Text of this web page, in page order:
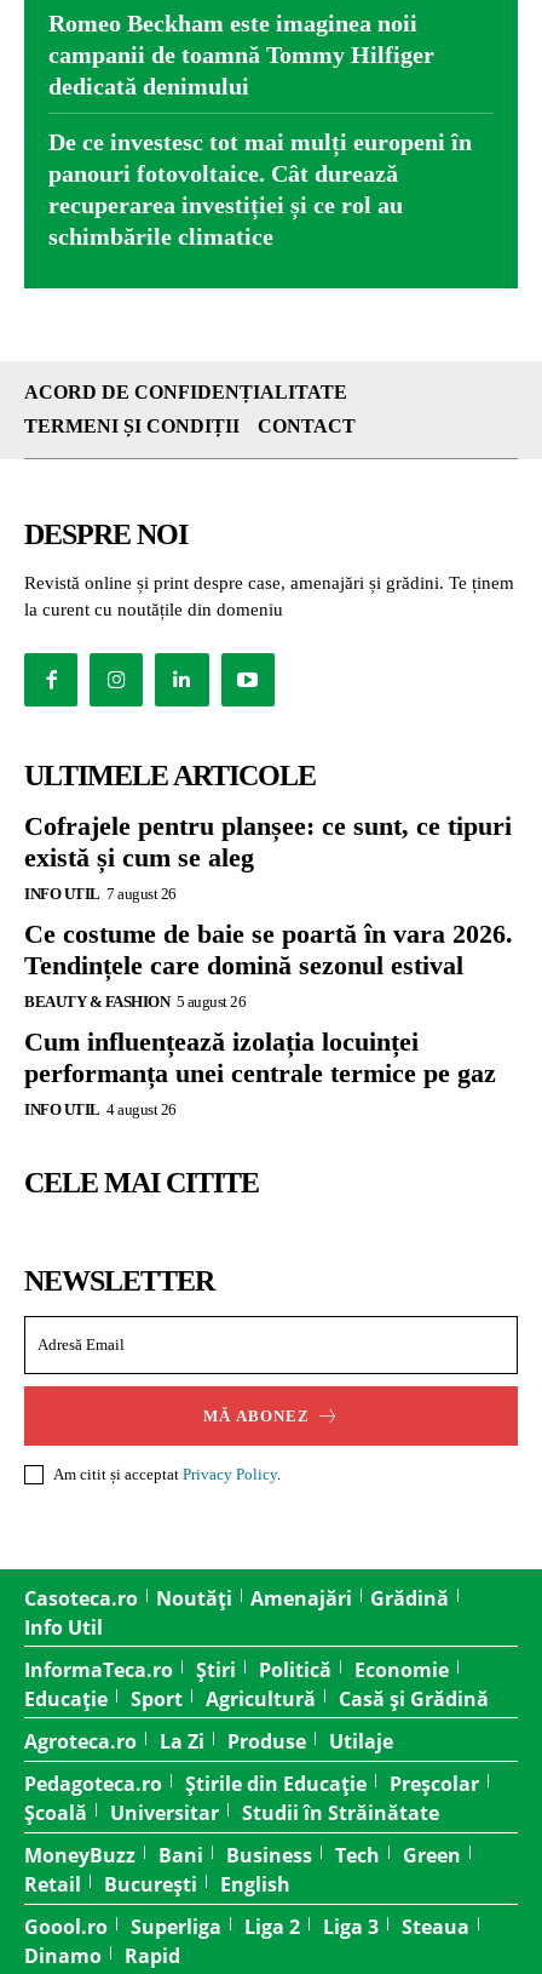
Romeo Beckham este imaginea noii
campanii de toamnă Tommy Hilfiger
dedicată denimului
De ce investesc tot mai mulți europeni în
panouri fotovoltaice. Cât durează
recuperarea investiției și ce rol au
schimbările climatice
ACORD DE CONFIDENȚIALITATE
TERMENI ȘI CONDIȚII
CONTACT
DESPRE NOI
Revistă online și print despre case, amenajări și grădini. Te ținem
la curent cu noutățile din domeniu
ULTIMELE ARTICOLE
Cofrajele pentru planșee: ce sunt, ce tipuri
există și cum se aleg
INFO UTIL 7 august 26
Ce costume de baie se poartă în vara 2026.
Tendințele care domină sezonul estival
BEAUTY & FASHION 5 august 26
Cum influențează izolația locuinței
performanța unei centrale termice pe gaz
INFO UTIL 4 august 26
CELE MAI CITITE
NEWSLETTER
MĂ ABONEZ
Am citit și acceptat Privacy Policy.
Casoteca.ro Noutăți Amenajări
Grădină
Info Util
InformaTeca.ro
Știri Politică
Economie
Educație
Sport Agricultură
Casă și Grădină
Agroteca.ro
La Zi Produse
Utilaje
Pedagoteca.ro
Știrile din Educație
Preșcolar
Școală
Universitar
Studii în Străinătate
MoneyBuzz
Bani Business Tech
Green
Retail
București
English
Goool.ro
Superliga Liga 2 Liga 3
Steaua
Dinamo
Rapid